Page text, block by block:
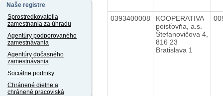
Naše registre
Sprostredkovatelia
zamestnania za úhradu
Agentúry podporovaného
zamestnávania
Agentúry dočasného
zamestnávania
Sociálne podniky
Chránené dielne a
chránené pracoviská
0393400008
KOOPERATIVA
poisťovňa, a.s.
Štefanovičova 4,
816 23
Bratislava 1